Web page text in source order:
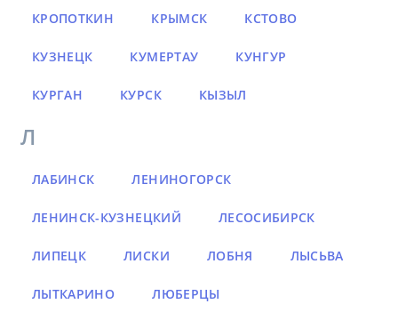
КРОПОТКИН КРЫМСК КСТОВО
КУЗНЕЦК КУМЕРТАУ КУНГУР
КУРГАН КУРСК КЫЗЫЛ
Л
ЛАБИНСК ЛЕНИНОГОРСК
ЛЕНИНСК-КУЗНЕЦКИЙ ЛЕСОСИБИРСК
ЛИПЕЦК ЛИСКИ ЛОБНЯ ЛЫСЬВА
ЛЫТКАРИНО ЛЮБЕРЦЫ